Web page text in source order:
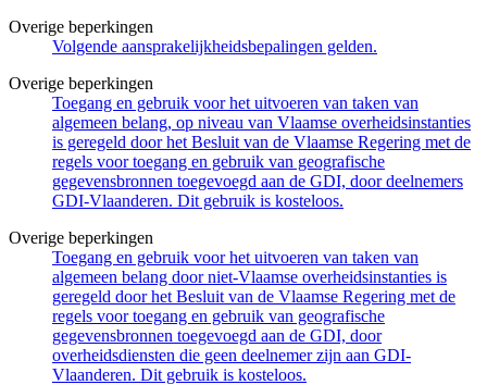
Overige beperkingen
Volgende aansprakelijkheidsbepalingen gelden.
Overige beperkingen
Toegang en gebruik voor het uitvoeren van taken van
algemeen belang, op niveau van Vlaamse overheidsinstanties
is geregeld door het Besluit van de Vlaamse Regering met de
regels voor toegang en gebruik van geografische
gegevensbronnen toegevoegd aan de GDI, door deelnemers
GDI-Vlaanderen. Dit gebruik is kosteloos.
Overige beperkingen
Toegang en gebruik voor het uitvoeren van taken van
algemeen belang door niet-Vlaamse overheidsinstanties is
geregeld door het Besluit van de Vlaamse Regering met de
regels voor toegang en gebruik van geografische
gegevensbronnen toegevoegd aan de GDI, door
overheidsdiensten die geen deelnemer zijn aan GDI-
Vlaanderen. Dit gebruik is kosteloos.